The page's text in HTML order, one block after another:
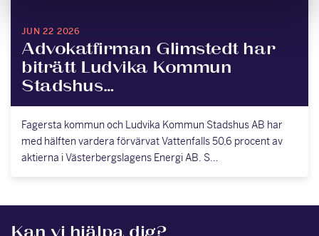
JUN 22 2026
Advokatfirman Glimstedt har
biträtt Ludvika Kommun
Stadshus…
Fagersta kommun och Ludvika Kommun Stadshus AB har
med hälften vardera förvärvat Vattenfalls 50,6 procent av
aktierna i Västerbergslagens Energi AB. S…
Kan vi hjälpa dig?